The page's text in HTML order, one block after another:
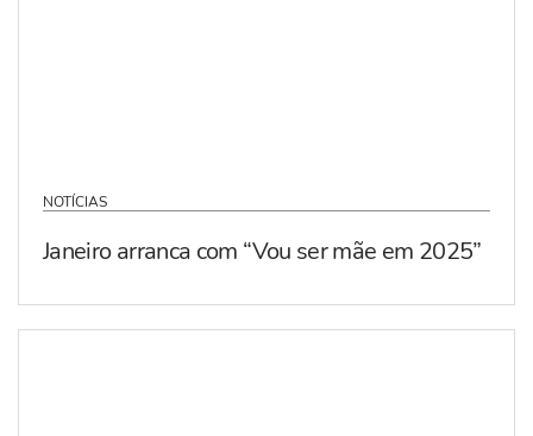
NOTÍCIAS
Janeiro arranca com “Vou ser mãe em 2025”